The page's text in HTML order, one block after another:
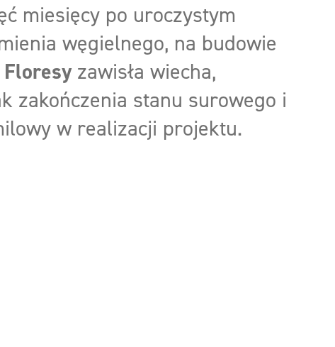
miesięcy po uroczystym
węgielnego, na budowie
Floresyzawisła wiecha,
zakończenia stanu surowego i
w realizacji projektu.